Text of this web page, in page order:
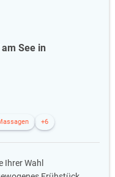
See in
+6
Ihrer Wahl